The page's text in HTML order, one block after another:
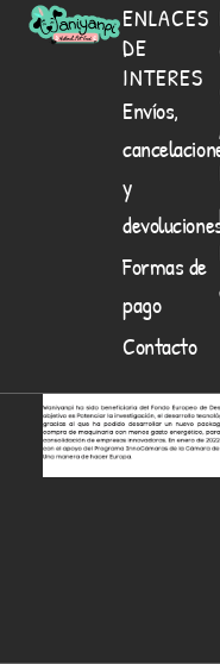
ENLACES
DE
INTERES
Envíos,
y
Formas de
pago
Contacto